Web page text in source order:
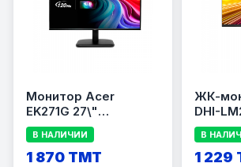
Монитор Acer
EK271G 27\"
[UM.HE1SG.G01]
В НАЛИЧИИ
1 870 TMT
ЖК-
DHI-
дюйма
В
1 229